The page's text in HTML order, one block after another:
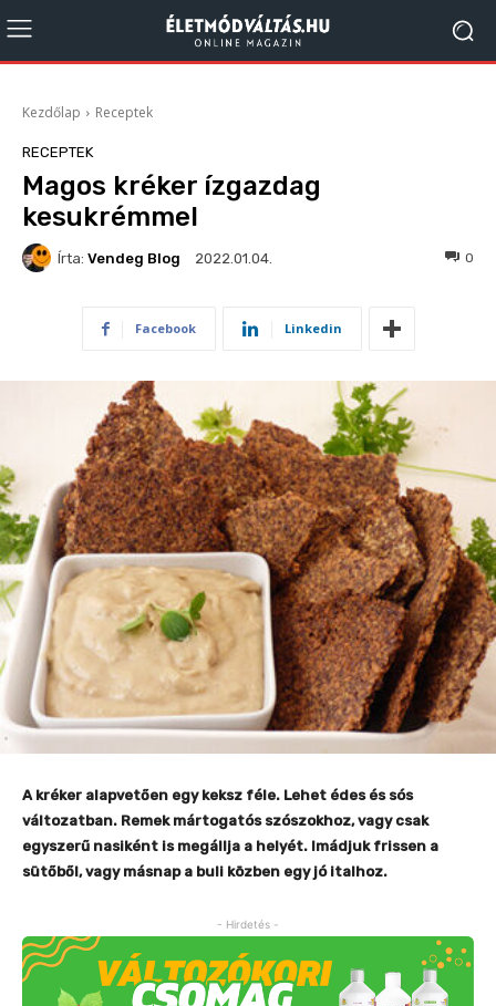
Kezdőlap Receptek
RECEPTEK
Magos kréker ízgazdag
kesukrémmel
Írta: Vendeg Blog 2022.01.04. 0
Facebook Linkedin
A kréker alapvetően egy keksz féle. Lehet édes és sós
változatban. Remek mártogatós szószokhoz, vagy csak
egyszerű nasiként is megállja a helyét. Imádjuk frissen a
sütőből, vagy másnap a buli közben egy jó italhoz.
- Hirdetés -